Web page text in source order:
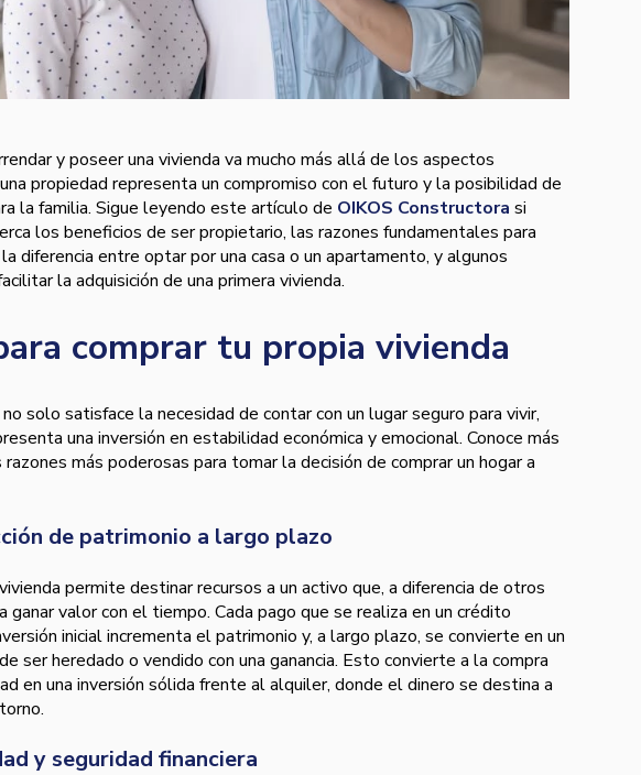
y poseer una vivienda va mucho más allá de los aspectos
propiedad representa un compromiso con el futuro y la posibilidad de
la familia. Sigue leyendo este artículo de OIKOS Constructora si
los beneficios de ser propietario, las razones fundamentales para
diferencia entre optar por una casa o un apartamento, y algunos
la adquisición de una primera vivienda.
comprar tu propia vivienda
solo satisface la necesidad de contar con un lugar seguro para vivir,
una inversión en estabilidad económica y emocional. Conoce más
más poderosas para tomar la decisión de comprar un hogar a
de patrimonio a largo plazo
permite destinar recursos a un activo que, a diferencia de otros
ganar valor con el tiempo. Cada pago que se realiza en un crédito
inicial incrementa el patrimonio y, a largo plazo, se convierte en un
ser heredado o vendido con una ganancia. Esto convierte a la compra
en una inversión sólida frente al alquiler, donde el dinero se destina a
y seguridad financiera